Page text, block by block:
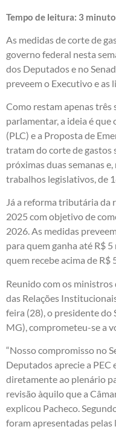
Tempo de leitura: 3
As medidas de corte de
governo federal nesta
dos Deputados e no
preveem o Executivo e as
Como restam apenas três
parlamentar, a ideia é
(PLC) e a Proposta de
tratam do corte de gastos
próximas duas semanas
trabalhos legislativos, de
Já a reforma tributária da
2025 com objetivo de
2026. As medidas
para quem ganha até R$
quem recebe acima de R$
Reunido com os ministros
das Relações
feira (28), o presidente do
MG), comprometeu-se a
“Nosso compromisso no
Deputados aprecie a PEC
diretamente ao plenário
revisão àquilo que a
explicou Pacheco.
foram apresentadas